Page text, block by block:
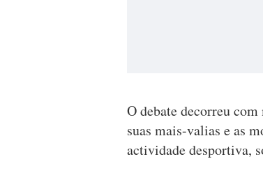
O debate decorreu
suas mais-valias e as
actividade desportiva,